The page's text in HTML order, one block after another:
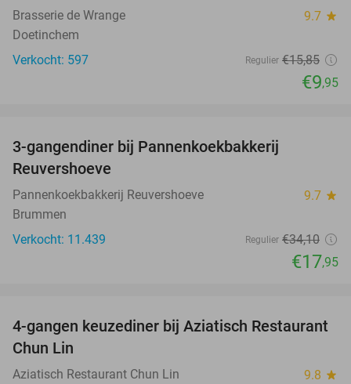
Brasserie de Wrange 9.7 star
Doetinchem
Verkocht: 597
Regulier €15,85
€9,95
3-gangendiner bij Pannenkoekbakkerij
Reuvershoeve
Pannenkoekbakkerij Reuvershoeve 9.7 star
Brummen
Verkocht: 11.439
Regulier €34,10
€17,95
42%
4-gangen keuzediner bij Aziatisch Restaurant
Chun Lin
Aziatisch Restaurant Chun Lin 9.8 star